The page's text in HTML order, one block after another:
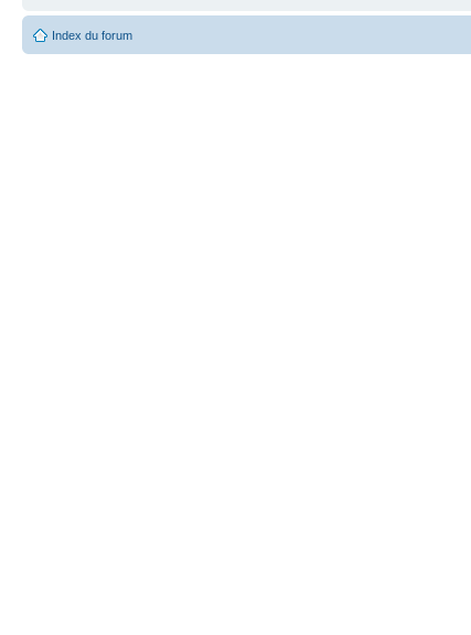
Index du forum